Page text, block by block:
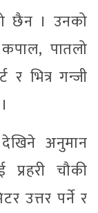
छैन । उनको
पातलो
र भित्र गन्जी
अनुमान
चौकी
उत्तर पर्ने र